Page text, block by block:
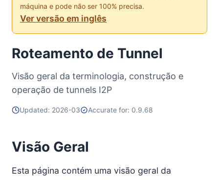
máquina e pode não ser 100% precisa.
Ver versão em inglês
Roteamento de Tunnel
Visão geral da terminologia, construção e
operação de tunnels I2P
Updated: 2026-03 Accurate for: 0.9.68
Visão Geral
Esta página contém uma visão geral da